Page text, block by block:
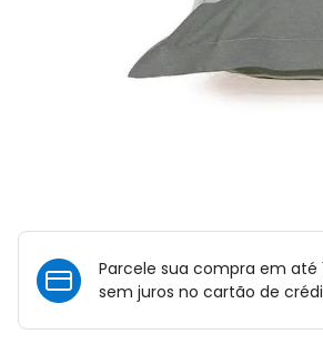
Parcele sua compra em até
sem juros no cartão de